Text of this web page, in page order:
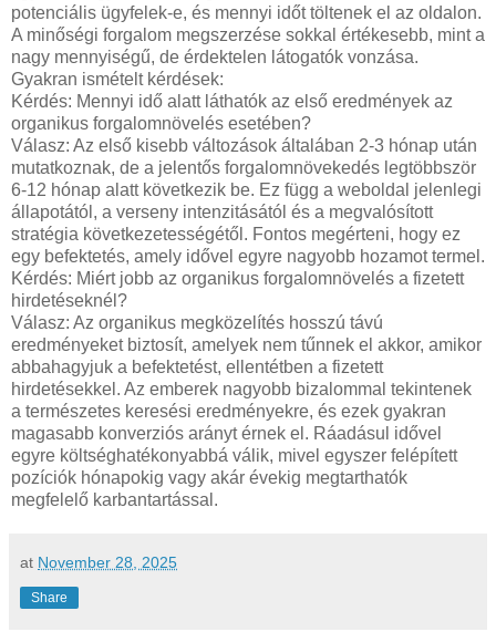
potenciális ügyfelek-e, és mennyi időt töltenek el az oldalon.
A minőségi forgalom megszerzése sokkal értékesebb, mint a
nagy mennyiségű, de érdektelen látogatók vonzása.
Gyakran ismételt kérdések:
Kérdés: Mennyi idő alatt láthatók az első eredmények az
organikus forgalomnövelés esetében?
Válasz: Az első kisebb változások általában 2-3 hónap után
mutatkoznak, de a jelentős forgalomnövekedés legtöbbször
6-12 hónap alatt következik be. Ez függ a weboldal jelenlegi
állapotától, a verseny intenzitásától és a megvalósított
stratégia következetességétől. Fontos megérteni, hogy ez
egy befektetés, amely idővel egyre nagyobb hozamot termel.
Kérdés: Miért jobb az organikus forgalomnövelés a fizetett
hirdetéseknél?
Válasz: Az organikus megközelítés hosszú távú
eredményeket biztosít, amelyek nem tűnnek el akkor, amikor
abbahagyjuk a befektetést, ellentétben a fizetett
hirdetésekkel. Az emberek nagyobb bizalommal tekintenek
a természetes keresési eredményekre, és ezek gyakran
magasabb konverziós arányt érnek el. Ráadásul idővel
egyre költséghatékonyabbá válik, mivel egyszer felépített
pozíciók hónapokig vagy akár évekig megtarthatók
megfelelő karbantartással.
at November 28, 2025
Share